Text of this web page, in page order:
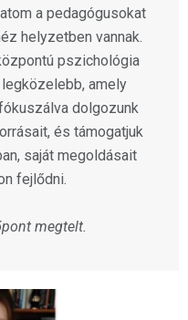
a pedagógusokat
helyzetben vannak.
pszichológia
amely
dolgozunk
és támogatjuk
saját megoldásait
fejlődni.
megtelt.